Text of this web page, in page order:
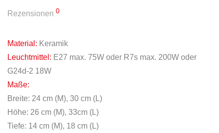
Rezensionen 0
Material: Keramik
Leuchtmittel: E27 max. 75W oder R7s max. 200W oder
G24d-2 18W
Maße:
Breite: 24 cm (M), 30 cm (L)
Höhe: 26 cm (M), 33cm (L)
Tiefe: 14 cm (M), 18 cm (L)